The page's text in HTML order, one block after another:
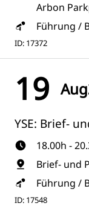
Arbon
Führung /
ID: 17372
19 Aug
YSE: Brief-
18.00h -
Brief- und
Führung /
ID: 17548